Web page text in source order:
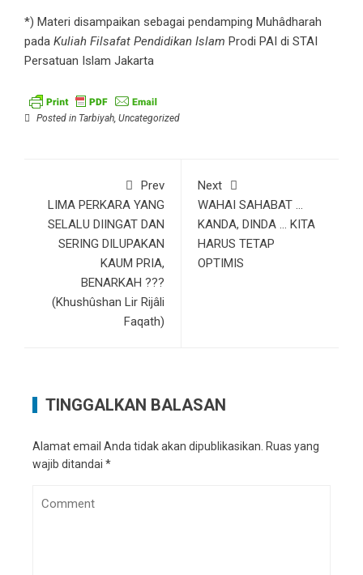
*) Materi disampaikan sebagai pendamping Muhâdharah
pada Kuliah Filsafat Pendidikan Islam Prodi PAI di STAI
Persatuan Islam Jakarta
Posted in Tarbiyah, Uncategorized
Prev
LIMA PERKARA YANG
SELALU DIINGAT DAN
SERING DILUPAKAN
KAUM PRIA,
BENARKAH ???
(Khushûshan Lir Rijâli
Faqath)
Next
WAHAI SAHABAT …
KANDA, DINDA … KITA
HARUS TETAP
OPTIMIS
TINGGALKAN BALASAN
Alamat email Anda tidak akan dipublikasikan. Ruas yang
wajib ditandai *